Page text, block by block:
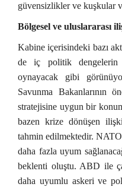
güvensizlikler ve kuşkular
Bölgesel ve uluslararası
Kabine içerisindeki bazı
de iç politik dengelerin
oynayacak gibi
Savunma Bakanlarının
stratejisine uygun bir
bazen krize dönüşen
tahmin edilmektedir.
daha fazla uyum
beklenti oluştu. ABD ile
daha uyumlu askeri ve